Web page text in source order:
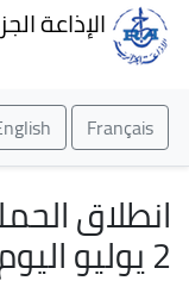
الإذاعة
Français
English
انطلاق